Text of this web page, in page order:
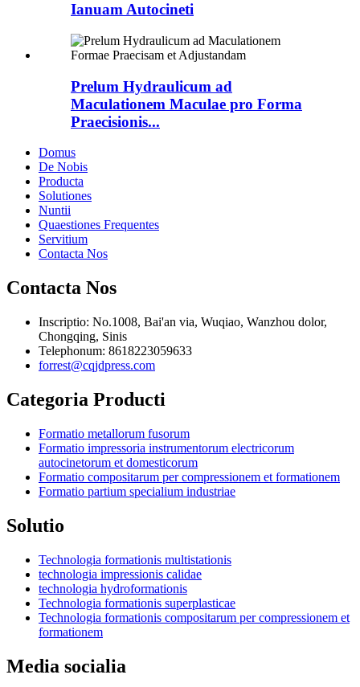
Ianuam Autocineti
Prelum Hydraulicum ad
Maculationem Maculae pro Forma
Praecisionis...
Domus
De Nobis
Producta
Solutiones
Nuntii
Quaestiones Frequentes
Servitium
Contacta Nos
Contacta Nos
Inscriptio: No.1008, Bai'an via, Wuqiao, Wanzhou dolor,
Chongqing, Sinis
Telephonum: 8618223059633
forrest@cqjdpress.com
Categoria Producti
Formatio metallorum fusorum
Formatio impressoria instrumentorum electricorum
autocinetorum et domesticorum
Formatio compositarum per compressionem et formationem
Formatio partium specialium industriae
Solutio
Technologia formationis multistationis
technologia impressionis calidae
technologia hydroformationis
Technologia formationis superplasticae
Technologia formationis compositarum per compressionem et
formationem
Media socialia